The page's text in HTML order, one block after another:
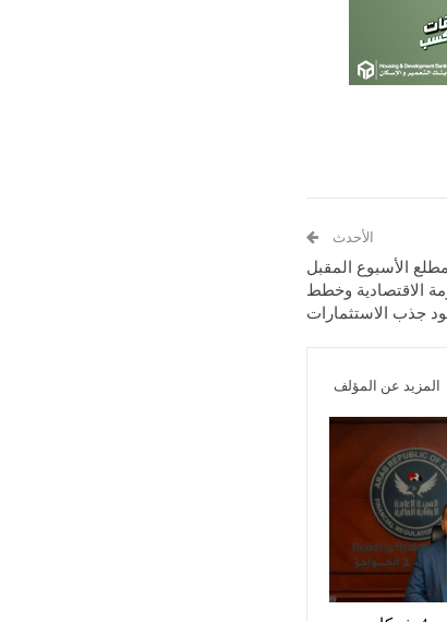
الأحدث
الأسبوع المقبل
الاقتصادية وخطط
جذب الاستثمارات
المزيد عن المؤلف